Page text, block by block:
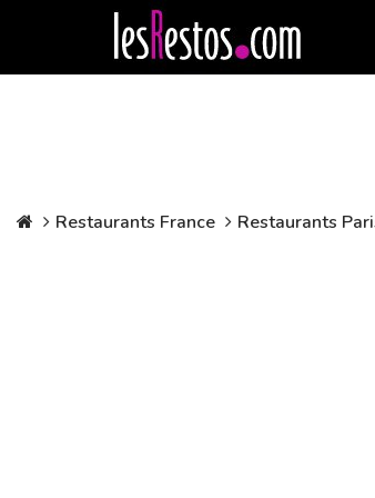
Restaurants France Restaurants